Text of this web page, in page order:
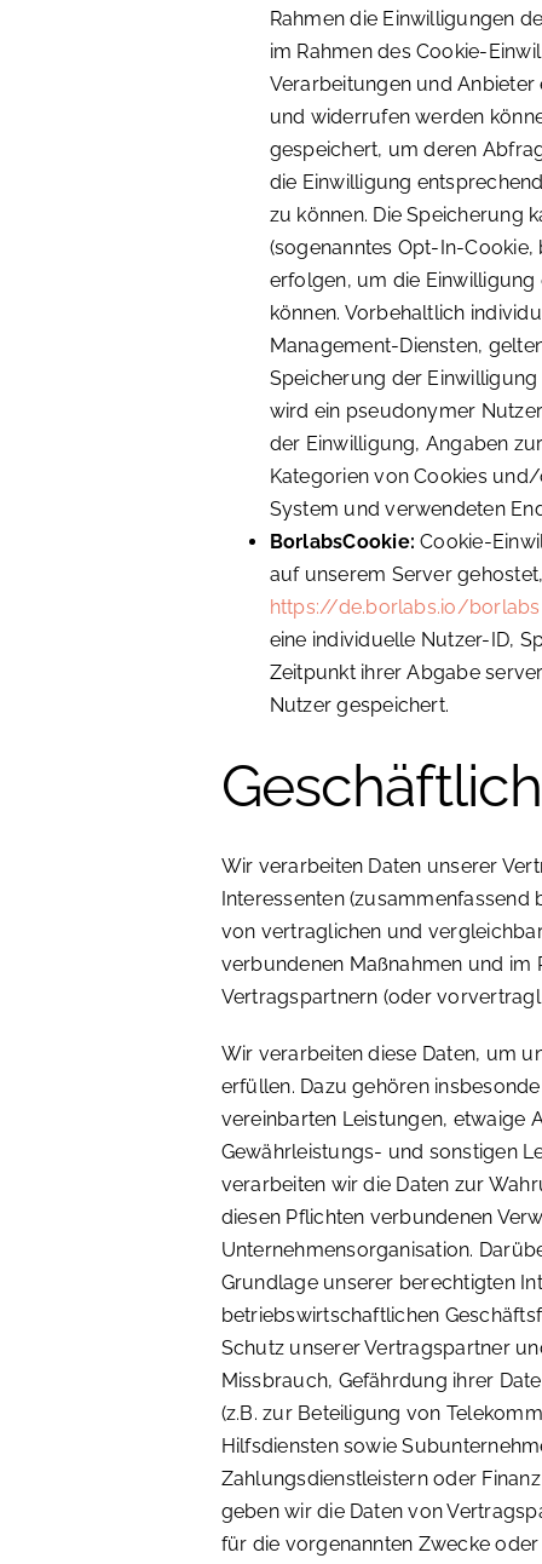
Rahmen die Einwilligungen
im Rahmen des Cookie-
Verarbeitungen und
und widerrufen werden
gespeichert, um deren
die Einwilligung
zu können. Die Speicherung
(sogenanntes Opt-In-
erfolgen, um die Einwilligung
können. Vorbehaltlich
Management-Diensten,
Speicherung der
wird ein pseudonymer
der Einwilligung, Angaben
Kategorien von Cookies
System und verwendeten
BorlabsCookie:Cookie-
auf unserem Server
https://de.borlabs.io/
eine individuelle Nutzer-ID,
Zeitpunkt ihrer Abgabe
Nutzer gespeichert.
Wir verarbeiten Daten unserer
Interessenten (zusammenfassend
von vertraglichen und
verbundenen Maßnahmen und im
Vertragspartnern (oder
Wir verarbeiten diese Daten, um
erfüllen. Dazu gehören
vereinbarten Leistungen, etwaige
Gewährleistungs- und sonstigen
verarbeiten wir die Daten zur
diesen Pflichten verbundenen
Unternehmensorganisation.
Grundlage unserer berechtigten
betriebswirtschaftlichen
Schutz unserer Vertragspartner
Missbrauch, Gefährdung ihrer
(z.B. zur Beteiligung von
Hilfsdiensten sowie
Zahlungsdienstleistern oder
geben wir die Daten von
für die vorgenannten Zwecke